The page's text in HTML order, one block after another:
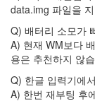
data.img 파일을
Q) 배터리 소모가
A) 현재 WM보다
용은 추천하지 않
Q) 한글 입력기에
A) 한번 재부팅 후
미
A333
조
노
키